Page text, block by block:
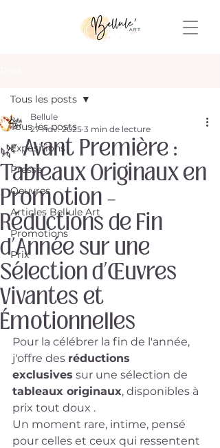
Tous les posts
Expositions
Presse
Oeuvres
Articles Bellule Art
Promotions
Prix
Tous les posts
🌿 Avant Première :
Tableaux Originaux en
Promotion –
Réductions de Fin
d’Année sur une
Sélection d’Œuvres
Vivantes et
Émotionnelles
Bellule
27 nov. 2025 3 min de lecture
Pour la célébrer la fin de l'année,
j'offre des réductions
exclusives sur une sélection de
tableaux originaux, disponibles à
prix tout doux .
Un moment rare, intime, pensé
pour celles et ceux qui ressentent